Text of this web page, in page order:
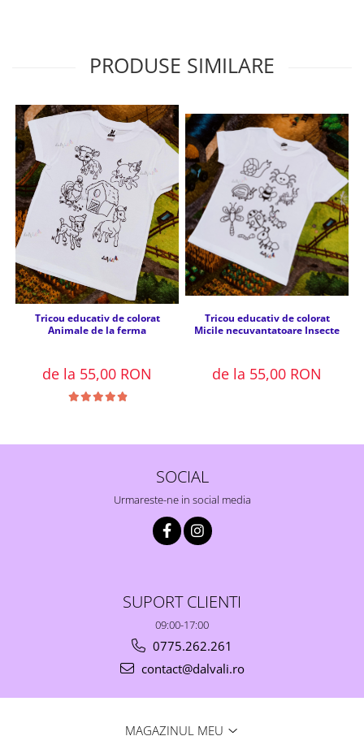
PRODUSE SIMILARE
Tricou educativ de colorat
Animale de la ferma
de la 55,00 RON
Tricou educativ de colorat
Micile necuvantatoare Insecte
de la 55,00 RON
SOCIAL
Urmareste-ne in social media
SUPORT CLIENTI
09:00-17:00
0775.262.261
contact@dalvali.ro
MAGAZINUL MEU